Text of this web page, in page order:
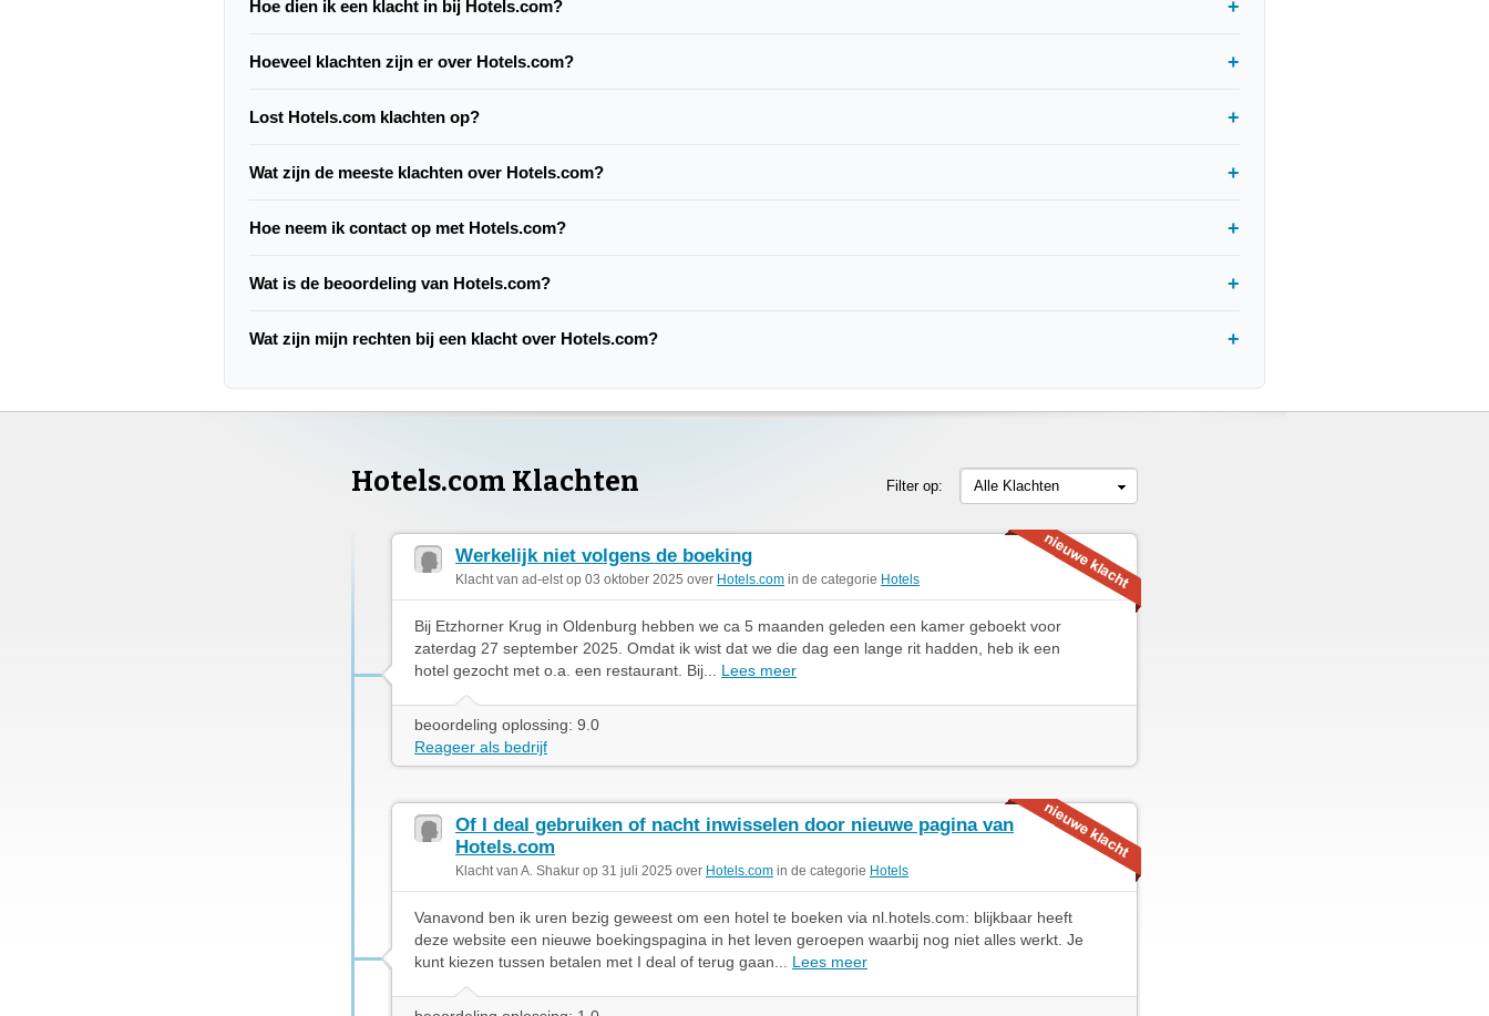
Hoe dien ik een klacht in bij Hotels.com?
Hoeveel klachten zijn er over Hotels.com?
Lost Hotels.com klachten op?
Wat zijn de meeste klachten over Hotels.com?
Hoe neem ik contact op met Hotels.com?
Wat is de beoordeling van Hotels.com?
Wat zijn mijn rechten bij een klacht over Hotels.com?
Hotels.com Klachten Filter op: Alle Klachten
Werkelijk niet volgens de boeking
Klacht van ad-elst op 03 oktober 2025 over Hotels.com in de categorie Hotels
Bij Etzhorner Krug in Oldenburg hebben we ca 5 maanden geleden een kamer geboekt voor
zaterdag 27 september 2025. Omdat ik wist dat we die dag een lange rit hadden, heb ik een
hotel gezocht met o.a. een restaurant. Bij... Lees meer
beoordeling oplossing: 9.0
Reageer als bedrijf
Of I deal gebruiken of nacht inwisselen door nieuwe pagina van
Hotels.com
Klacht van A. Shakur op 31 juli 2025 over Hotels.com in de categorie Hotels
Vanavond ben ik uren bezig geweest om een hotel te boeken via nl.hotels.com: blijkbaar heeft
deze website een nieuwe boekingspagina in het leven geroepen waarbij nog niet alles werkt. Je
kunt kiezen tussen betalen met I deal of terug gaan... Lees meer